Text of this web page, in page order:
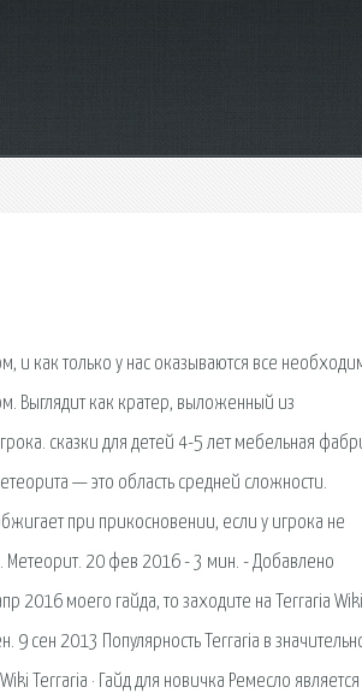
и как только у нас оказываются все
Выглядит как кратер, выложенный из
сказки для детей 4-5 лет мебельная
— это область средней сложности.
при прикосновении, если у игрока не
Метеорит. 20 фев 2016 - 3 мин. - Добавлено
моего гайда, то заходите на Terraria
9 сен 2013 Популярность Terraria в
Terraria · Гайд для новичка Ремесло является